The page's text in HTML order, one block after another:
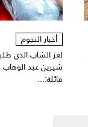
أخبار النجوم
لغز الشاب الذي
شيرين عبد الوهاب
قائلة:...